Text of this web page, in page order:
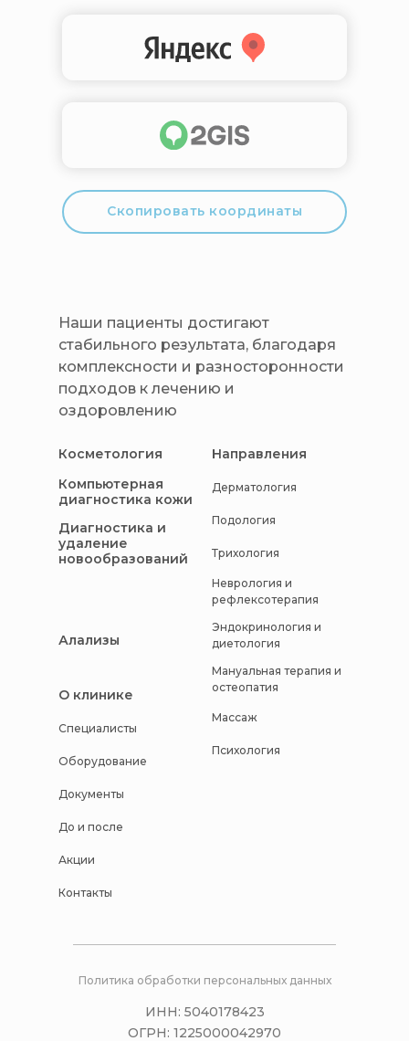
Скопировать координаты
Алализы
Компьютерная
диагностика кожи
Дерматология
Подология
Трихология
Неврология и
рефлексотерапия
Эндокринология и
диетология
Мануальная терапия и
остеопатия
Массаж
Психология
О клинике
Специалисты
Оборудование
Документы
До и после
Акции
Политика обработки персональных данных
Косметология Направления
Контакты
Наши пациенты достигают
стабильного результата, благодаря
комплексности и разносторонности
подходов к лечению и
оздоровлению
ИНН: 5040178423
ОГРН: 1225000042970
Диагностика и
удаление
новообразований